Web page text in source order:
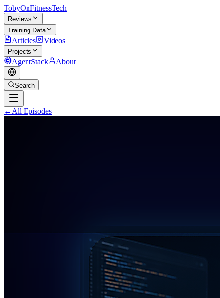
TobyOnFitnessTech
Reviews
Training Data
Articles Videos
Projects
AgentStack About
Search
← All Episodes